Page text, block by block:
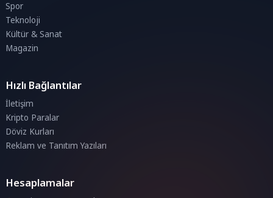
Spor
Teknoloji
Kültür & Sanat
Magazin
Hızlı Bağlantılar
İletişim
Kripto Paralar
Döviz Kurları
Reklam ve Tanıtım Yazıları
Hesaplamalar